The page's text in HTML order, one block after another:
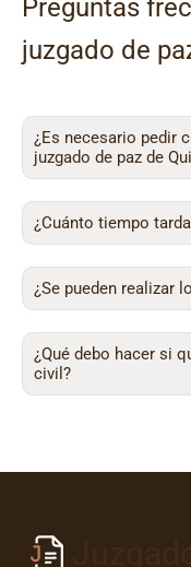
Preguntas
juzgado de
¿Es necesario pedir
juzgado de paz de
¿Cuánto tiempo
¿Se pueden realizar
¿Qué debo hacer si
civil?